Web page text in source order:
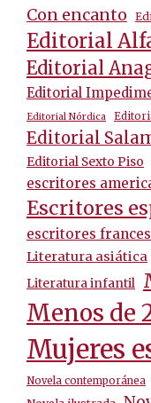
Con encanto
Editorial
Editorial
Editorial
Editorial Nórdica
Editorial
Editorial Sexto Piso
escritores
Escritores
escritores
Literatura asiática
Literatura infantil
Menos de
Mujeres
Novela contemporánea